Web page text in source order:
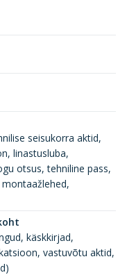
seisukorra aktid,
linastusluba,
otsus, tehniline pass,
käskkirjad,
vastuvõtu aktid,